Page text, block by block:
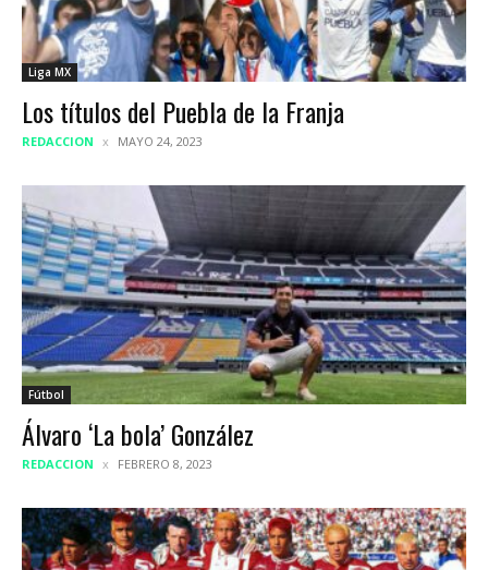
Liga MX
Los títulos del Puebla de la Franja
REDACCION MAYO 24, 2023
Fútbol
Álvaro ‘La bola’ González
REDACCION FEBRERO 8, 2023